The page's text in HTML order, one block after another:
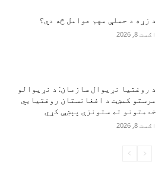
د زړه د حملې مهم عوامل څه دي؟
اګست 8, 2026
د روغتیا نړیوال سازمان: د نړیوالو
مرستو کمښت د افغانستان روغتیايي
خدمتونو ته ستونزې پېښې کړي
اګست 8, 2026